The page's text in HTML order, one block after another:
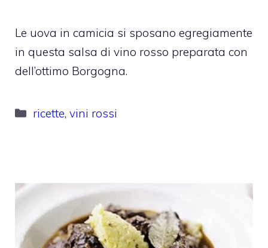
Le uova in camicia si sposano egregiamente
in questa salsa di vino rosso preparata con
dell’ottimo Borgogna.
Categorie
ricette,vini rossi